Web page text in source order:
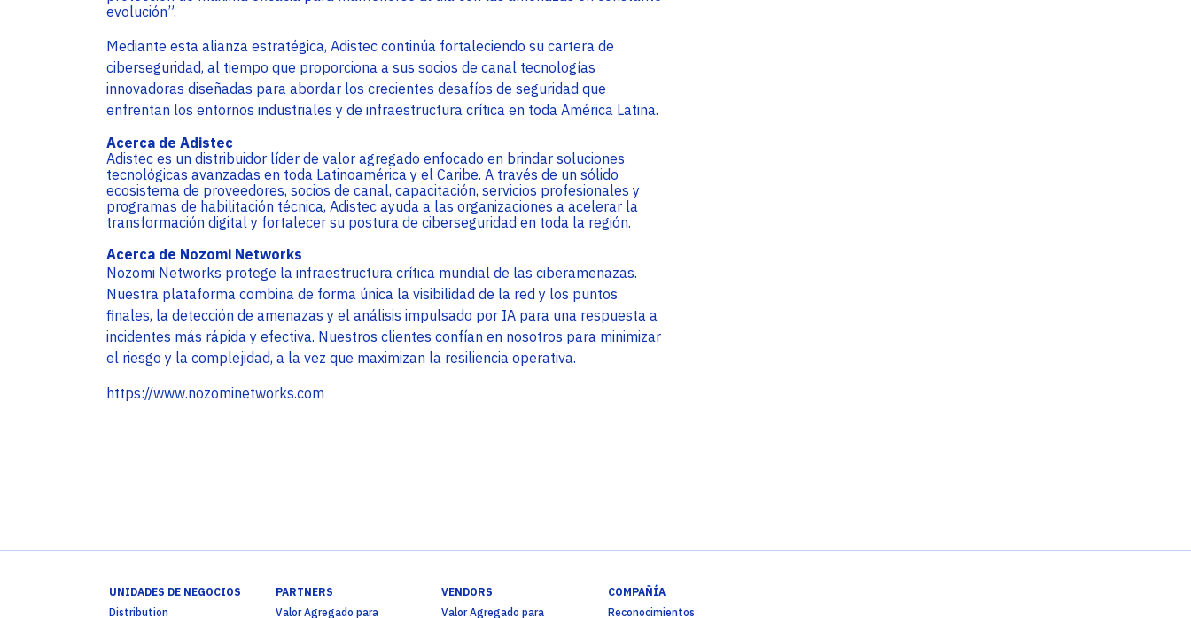
evolución”.
Mediante esta alianza estratégica, Adistec continúa fortaleciendo su cartera de
ciberseguridad, al tiempo que proporciona a sus socios de canal tecnologías
innovadoras diseñadas para abordar los crecientes desafíos de seguridad que
enfrentan los entornos industriales y de infraestructura crítica en toda América Latina.
Acerca de Adistec
Adistec es un distribuidor líder de valor agregado enfocado en brindar soluciones
tecnológicas avanzadas en toda Latinoamérica y el Caribe. A través de un sólido
ecosistema de proveedores, socios de canal, capacitación, servicios profesionales y
programas de habilitación técnica, Adistec ayuda a las organizaciones a acelerar la
transformación digital y fortalecer su postura de ciberseguridad en toda la región.
Acerca de Nozomi Networks
Nozomi Networks protege la infraestructura crítica mundial de las ciberamenazas.
Nuestra plataforma combina de forma única la visibilidad de la red y los puntos
finales, la detección de amenazas y el análisis impulsado por IA para una respuesta a
incidentes más rápida y efectiva. Nuestros clientes confían en nosotros para minimizar
el riesgo y la complejidad, a la vez que maximizan la resiliencia operativa.
https://www.nozominetworks.com
UNIDADES DE NEGOCIOS
Distribution
PARTNERS
Valor Agregado para
VENDORS
Valor Agregado para
COMPAÑÍA
Reconocimientos